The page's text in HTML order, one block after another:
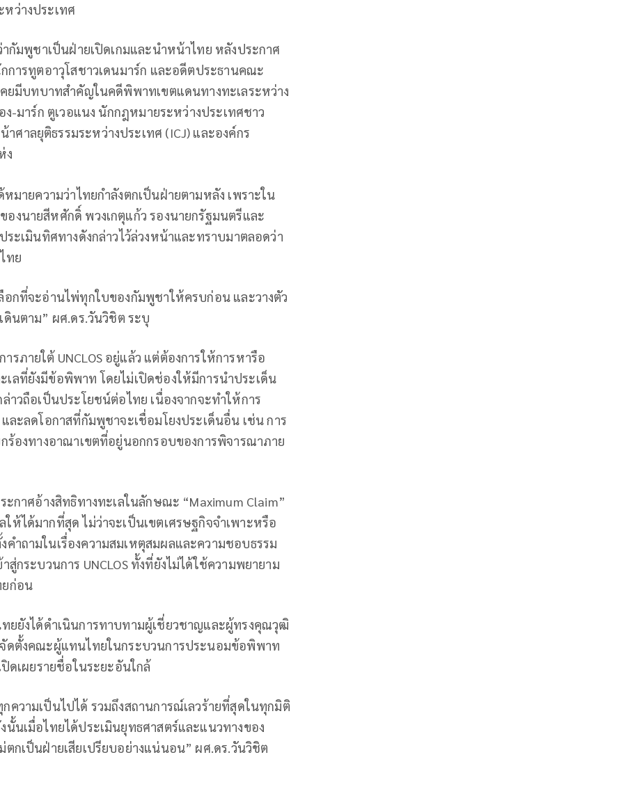
หว่างประเทศ
กัมพูชาเป็นฝ่ายเปิดเกมและนำหน้าไทย หลังประกาศ
การทูตอาวุโสชาวเดนมาร์ก และอดีตประธานคณะ
เคยมีบทบาทสำคัญในคดีพิพาทเขตแดนทางทะเลระหว่าง
-มาร์ก ตูเวอแนง นักกฎหมายระหว่างประเทศชาว
าลยุติธรรมระหว่างประเทศ (ICJ) และองค์กร
ง
หมายความว่าไทยกำลังตกเป็นฝ่ายตามหลัง เพราะใน
งนายสีหศักดิ์ พวงเกตุแก้ว รองนายกรัฐมนตรีและ
ระเมินทิศทางดังกล่าวไว้ล่วงหน้าและทราบมาตลอดว่า
ทย
อกที่จะอ่านไพ่ทุกใบของกัมพูชาให้ครบก่อน และวางตัว
ดินตาม” ผศ.ดร.วันวิชิต ระบุ
ภายใต้ UNCLOS อยู่แล้ว แต่ต้องการให้การหารือ
เลที่ยังมีข้อพิพาท โดยไม่เปิดช่องให้มีการนำประเด็น
าวถือเป็นประโยชน์ต่อไทย เนื่องจากจะทำให้การ
ละลดโอกาสที่กัมพูชาจะเชื่อมโยงประเด็นอื่น เช่น การ
ร้องทางอาณาเขตที่อยู่นอกกรอบของการพิจารณาภาย
กาศอ้างสิทธิทางทะเลในลักษณะ “Maximum Claim”
ห้ได้มากที่สุด ไม่ว่าจะเป็นเขตเศรษฐกิจจำเพาะหรือ
ำถามในเรื่องความสมเหตุสมผลและความชอบธรรม
กระบวนการ UNCLOS ทั้งที่ยังไม่ได้ใช้ความพยายาม
ยก่อน
ทยยังได้ดำเนินการทาบทามผู้เชี่ยวชาญและผู้ทรงคุณวุฒิ
ดตั้งคณะผู้แทนไทยในกระบวนการประนอมข้อพิพาท
ปิดเผยรายชื่อในระยะอันใกล้
ความเป็นไปได้ รวมถึงสถานการณ์เลวร้ายที่สุดในทุกมิติ
นเมื่อไทยได้ประเมินยุทธศาสตร์และแนวทางของ
กเป็นฝ่ายเสียเปรียบอย่างแน่นอน” ผศ.ดร.วันวิชิต